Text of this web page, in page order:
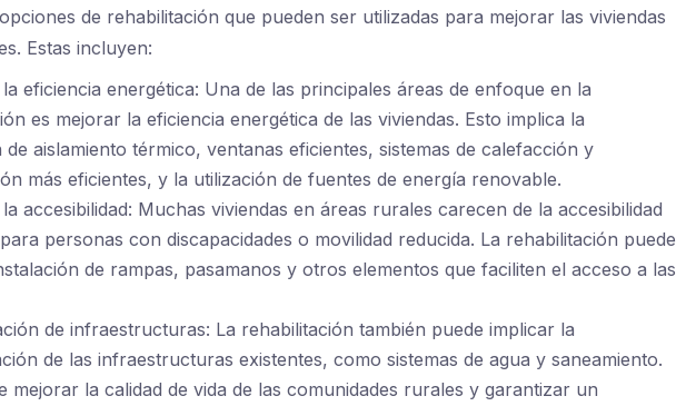
de rehabilitación que pueden ser utilizadas para mejorar las viviendas
Estas incluyen:
eficiencia energética: Una de las principales áreas de enfoque en la
es mejorar la eficiencia energética de las viviendas. Esto implica la
de aislamiento térmico, ventanas eficientes, sistemas de calefacción y
más eficientes, y la utilización de fuentes de energía renovable.
accesibilidad: Muchas viviendas en áreas rurales carecen de la accesibilidad
personas con discapacidades o movilidad reducida. La rehabilitación puede
de rampas, pasamanos y otros elementos que faciliten el acceso a las
de infraestructuras: La rehabilitación también puede implicar la
de las infraestructuras existentes, como sistemas de agua y saneamiento.
mejorar la calidad de vida de las comunidades rurales y garantizar un